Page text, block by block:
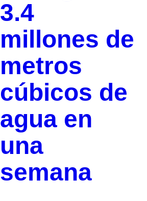
3.4
millones de
metros
cúbicos de
agua en
una
semana